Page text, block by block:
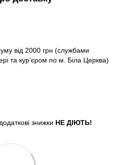
від 2000 грн (службами
та кур’єром по м. Біла Церква)
знижки НЕ ДІЮТЬ!